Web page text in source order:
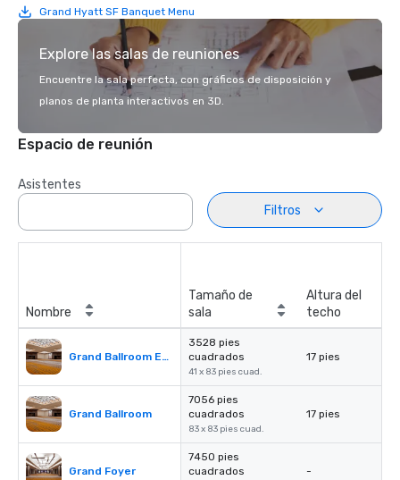
Grand Hyatt SF Banquet Menu
Explore las salas de reuniones
Encuentre la sala perfecta, con gráficos de disposición y
planos de planta interactivos en 3D.
Espacio de reunión
Asistentes
Filtros
Nombre
Tamaño de
sala
Altura del
techo
Grand Ballroom East or West
3528 pies
cuadrados
41 x 83 pies cuad.
17 pies
Grand Ballroom
7056 pies
cuadrados
83 x 83 pies cuad.
17 pies
Grand Foyer
7450 pies
cuadrados
-